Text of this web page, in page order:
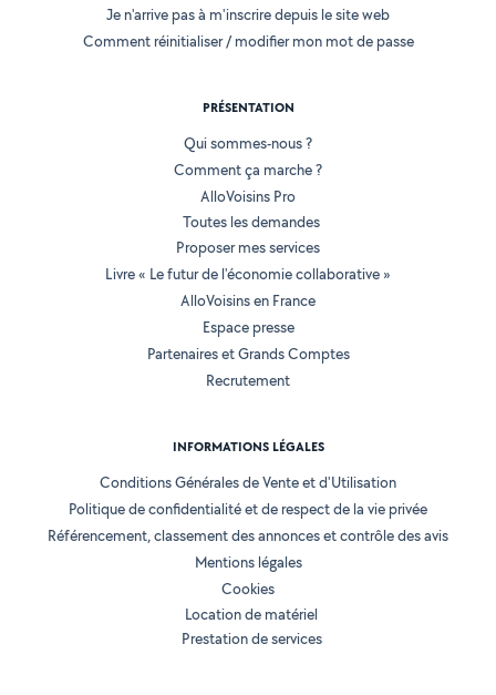
Je n'arrive pas à m'inscrire depuis le site web
Comment réinitialiser / modifier mon mot de passe
PRÉSENTATION
Qui sommes-nous ?
Comment ça marche ?
AlloVoisins Pro
Toutes les demandes
Proposer mes services
Livre « Le futur de l'économie collaborative »
AlloVoisins en France
Espace presse
Partenaires et Grands Comptes
Recrutement
INFORMATIONS LÉGALES
Conditions Générales de Vente et d'Utilisation
Politique de confidentialité et de respect de la vie privée
Référencement, classement des annonces et contrôle des avis
Mentions légales
Cookies
Location de matériel
Prestation de services